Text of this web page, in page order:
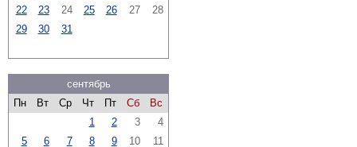
22
23 24 25 26 27
28
29
30 31
сентябрь
Пн
Вт Ср Чт Пт Сб
Вс
1
2 3
4
5
6 7 8 9 10
11